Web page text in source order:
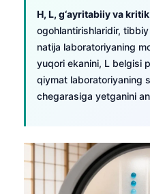
H, L, g‘ayritabiiy va
ogohlantirishlaridir,
natija laboratoriyaning
yuqori ekanini, L belgisi
qiymat laboratoriyaning
chegarasiga yetganini